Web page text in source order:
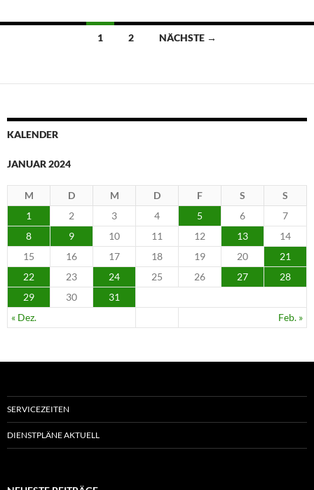
Beitragsnavigation
1 2 NÄCHSTE →
KALENDER
JANUAR 2024
M D M D F S S
« Dez. Feb. »
1 2 3 4 5 6
7
8
9 10 11 12 13
14
15
16 17 18 19 20
21
22
23 24 25 26 27
28
29
30 31
SERVICEZEITEN
DIENSTPLÄNE AKTUELL